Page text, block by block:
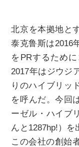
北京を本拠地と
泰克鲁斯は2016
をPRするため
2017年はジウジ
りのハイブリッ
を呼んだ。今回
ーゼル・ハイブ
んと1287hp!）を
この会社の創始